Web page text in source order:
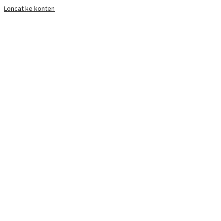
Loncat ke konten